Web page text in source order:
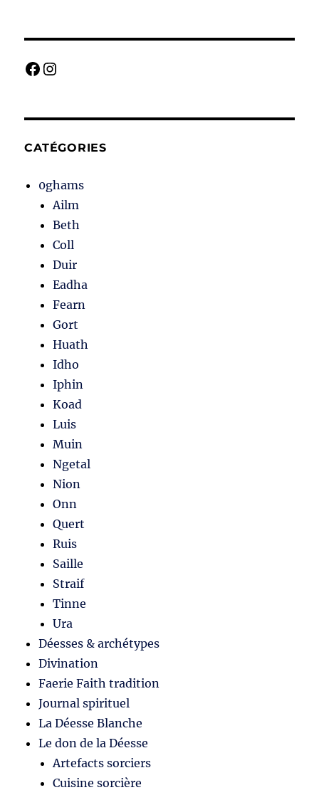
Facebook
Instagram
CATÉGORIES
0ghams
Ailm
Beth
Coll
Duir
Eadha
Fearn
Gort
Huath
Idho
Iphin
Koad
Luis
Muin
Ngetal
Nion
Onn
Quert
Ruis
Saille
Straif
Tinne
Ura
Déesses & archétypes
Divination
Faerie Faith tradition
Journal spirituel
La Déesse Blanche
Le don de la Déesse
Artefacts sorciers
Cuisine sorcière